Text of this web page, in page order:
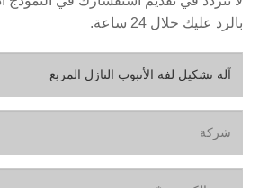
بالرد عليك خلال 24 ساعة.